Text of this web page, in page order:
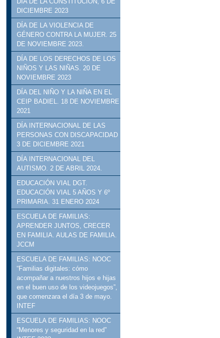
DICIEMBRE 2023
DÍA DE LA VIOLENCIA DE
GÉNERO CONTRA LA MUJER. 25
DE NOVIEMBRE 2023.
DÍA DE LOS DERECHOS DE LOS
NIÑOS Y LAS NIÑAS. 20 DE
NOVIEMBRE 2023
DÍA DEL NIÑO Y LA NIÑA EN EL
CEIP BADIEL. 18 DE NOVIEMBRE
2021
DÍA INTERNACIONAL DE LAS
PERSONAS CON DISCAPACIDAD
3 DE DICIEMBRE 2021
DÍA INTERNACIONAL DEL
AUTISMO. 2 DE ABRIL 2024.
EDUCACIÓN VIAL DGT.
EDUCACIÓN VIAL 5 AÑOS Y 6º
PRIMARIA. 31 ENERO 2024
ESCUELA DE FAMILIAS:
APRENDER JUNTOS, CRECER
EN FAMILIA. AULAS DE FAMILIA.
JCCM
ESCUELA DE FAMILIAS: NOOC
“Familias digitales: cómo
acompañar a nuestros hijos e hijas
en el buen uso de los videojuegos”,
que comenzara el día 3 de mayo.
INTEF
ESCUELA DE FAMILIAS: NOOC
“Menores y seguridad en la red”